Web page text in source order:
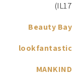
IL17)
Beauty Bay
lookfantastic
MANKIND